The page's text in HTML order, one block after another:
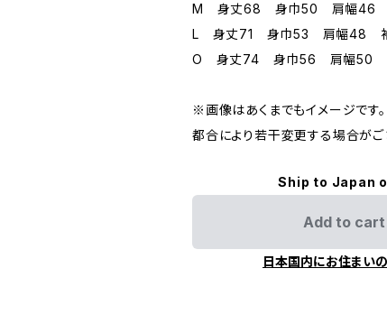
M 身丈68 身巾50 肩幅46
L 身丈71 身巾53 肩幅48
O 身丈74 身巾56 肩幅50
※画像はあくまでもイメージです。
都合により若干変更する場合がご
Ship to Japan
Add to cart
日本国内にお住まい